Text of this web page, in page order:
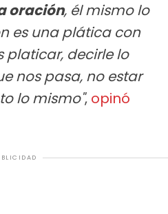
oración, él mismo lo
es una plática con
platicar, decirle lo
nos pasa, no estar
lo mismo", opinó